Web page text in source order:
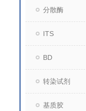
分散酶
ITS
BD
转染试剂
基质胶